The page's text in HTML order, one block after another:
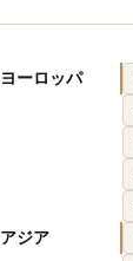
ヨーロッパ
アジア